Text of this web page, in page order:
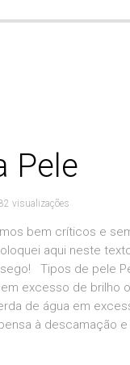
Pele
visualizações
bem críticos e
aqui neste
Tipos de pele
excesso de brilho
de água em
à descamação